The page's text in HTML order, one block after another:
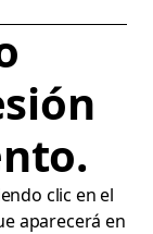
clic en el
aparecerá en